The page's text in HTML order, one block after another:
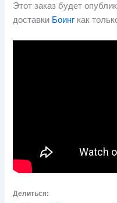
Этот заказ будет
доставки Боинг как
Делиться: